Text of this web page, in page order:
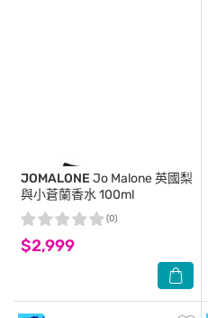
JOMALONE Jo Malone 英國梨
與小蒼蘭香水 100ml
$2,999
(0)